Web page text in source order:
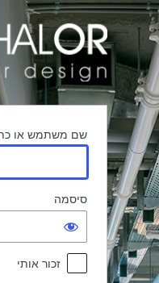
התחבר
שם משתמש או
סיסמה
זכור אותי